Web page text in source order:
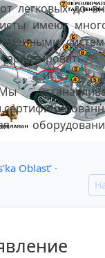
легковых до
имеют
и
Oblast’ ·